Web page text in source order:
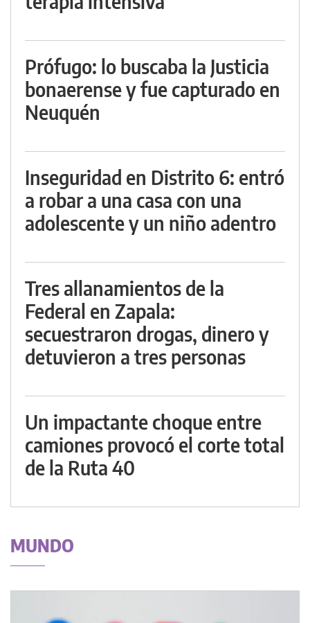
Prófugo: lo buscaba la Justicia
bonaerense y fue capturado en
Neuquén
Inseguridad en Distrito 6: entró
a robar a una casa con una
adolescente y un niño adentro
Tres allanamientos de la
Federal en Zapala:
secuestraron drogas, dinero y
detuvieron a tres personas
Un impactante choque entre
camiones provocó el corte total
de la Ruta 40
MUNDO